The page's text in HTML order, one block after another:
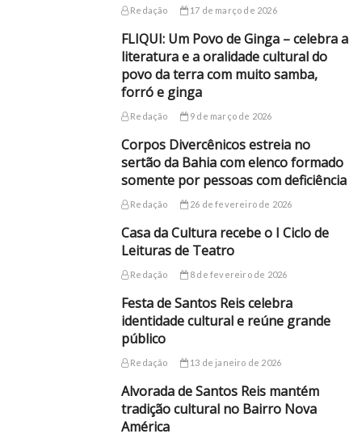
Redação 17 de março de 2026
FLIQUI: Um Povo de Ginga – celebra a
literatura e a oralidade cultural do
povo da terra com muito samba,
forró e ginga
Redação 9 de março de 2026
Corpos Divercênicos estreia no
sertão da Bahia com elenco formado
somente por pessoas com deficiência
Redação 26 de fevereiro de 2026
Casa da Cultura recebe o I Ciclo de
Leituras de Teatro
Redação 8 de fevereiro de 2026
Festa de Santos Reis celebra
identidade cultural e reúne grande
público
Redação 13 de janeiro de 2026
Alvorada de Santos Reis mantém
tradição cultural no Bairro Nova
América